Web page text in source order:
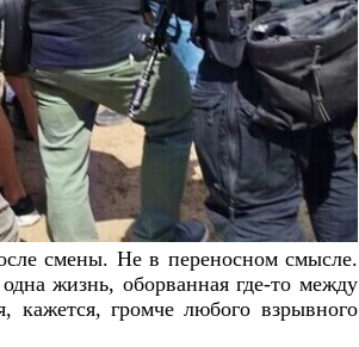
смены. Не в переносном смысле.
жизнь, оборванная где-то между
кажется, громче любого взрывного